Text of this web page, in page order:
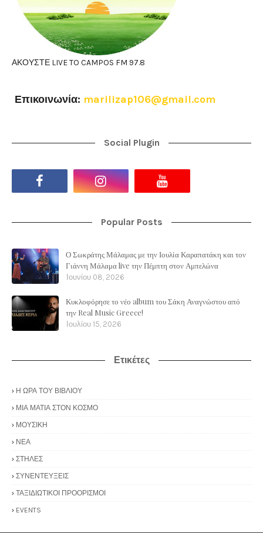
ΑΚΟΥΣΤΕ LIVE TO CAMPOS FM 97.8
Επικοινωνία: marilizap106@gmail.com
Social Plugin
Popular Posts
Ο Σωκράτης Μάλαμας με την Ιουλία Καραπατάκη και τον
Γιάννη Μάλαμα live την Πέμπτη στον Αμπελώνα
Ιουνίου 08, 2026
Κυκλοφόρησε το νέο album του Σάκη Αναγνώστου από
την Real Music Greece!
Ιουλίου 15, 2026
Ετικέτες
Η ΩΡΑ ΤΟΥ ΒΙΒΛΙΟΥ
ΜΙΑ ΜΑΤΙΑ ΣΤΟΝ ΚΟΣΜΟ
ΜΟΥΣΙΚΗ
ΝΕΑ
ΣΤΗΛΕΣ
ΣΥΝΕΝΤΕΥΞΕΙΣ
ΤΑΞΙΔΙΩΤΙΚΟΙ ΠΡΟΟΡΙΣΜΟΙ
EVENTS